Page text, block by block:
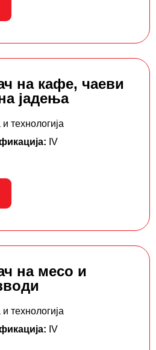
на кафе, чаеви
јадења
технологија
IV
на месо и
технологија
IV